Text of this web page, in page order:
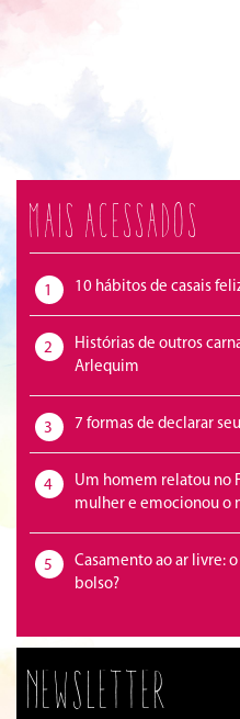
Mais acessados
1 10 hábitos de casais
2
Histórias de outros
Arlequim
3 7 formas de declarar
4
Um homem relatou no
mulher e emocionou o
5
Casamento ao ar livre:
bolso?
Newsletter